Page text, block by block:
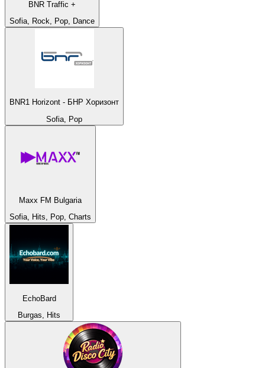
BNR Traffic +
Sofia, Rock, Pop, Dance
BNR1 Horizont - БНР Хоризонт
Sofia, Pop
Maxx FM Bulgaria
Sofia, Hits, Pop, Charts
EchoBard
Burgas, Hits